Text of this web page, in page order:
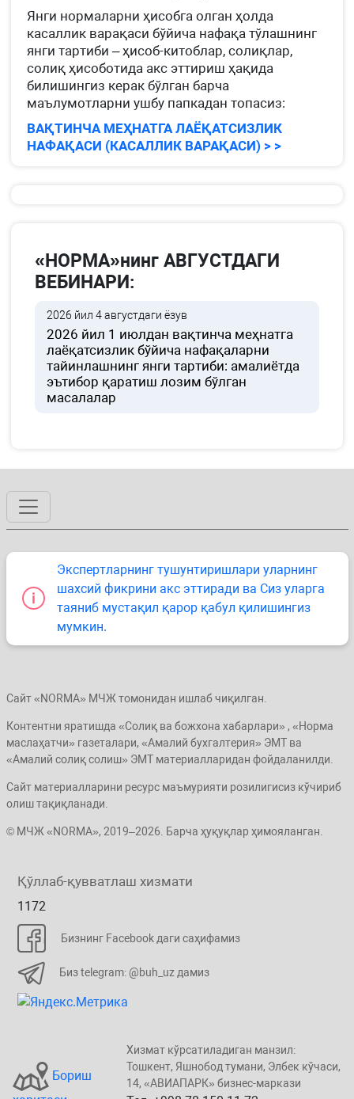
Янги нормаларни ҳисобга олган ҳолда
касаллик варақаси бўйича нафақа тўлашнинг
янги тартиби – ҳисоб-китоблар, солиқлар,
солиқ ҳисоботида акс эттириш ҳақида
билишингиз керак бўлган барча
маълумотларни ушбу папкадан топасиз:
ВАҚТИНЧА МЕҲНАТГА ЛАЁҚАТСИЗЛИК
НАФАҚАСИ (КАСАЛЛИК ВАРАҚАСИ) > >
«НОРМА»нинг АВГУСТДАГИ
ВЕБИНАРИ:
2026 йил 4 августдаги ёзув
2026 йил 1 июлдан вақтинча меҳнатга
лаёқатсизлик бўйича нафақаларни
тайинлашнинг янги тартиби: амалиётда
эътибор қаратиш лозим бўлган
масалалар
Экспертларнинг тушунтиришлари уларнинг
шахсий фикрини акс эттиради ва Сиз уларга
таяниб мустақил қарор қабул қилишингиз
мумкин.
Сайт «NORMA» МЧЖ томонидан ишлаб чиқилган.
Контентни яратишда «Солиқ ва божхона хабарлари» , «Норма
маслаҳатчи» газеталари, «Амалий бухгалтерия» ЭМТ ва
«Амалий солиқ солиш» ЭМТ материалларидан фойдаланилди.
Сайт материалларини ресурс маъмурияти розилигисиз кўчириб
олиш тақиқланади.
© МЧЖ «NORMA», 2019–2026. Барча ҳуқуқлар ҳимояланган.
Қўллаб-қувватлаш хизмати
1172
Бизнинг Facebook даги саҳифамиз
Биз telegram: @buh_uz дамиз
Бориш
Хизмат кўрсатиладиган манзил:
Тошкент, Яшнобод тумани, Элбeк кўчаси,
14, «ABИАПAPК» бизнеc-маркази